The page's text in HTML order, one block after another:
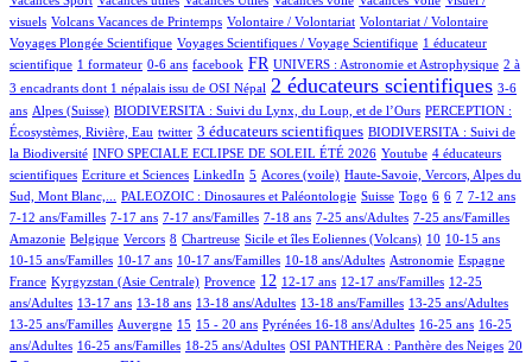
visuels
2/516Volcans Vacances de Printemps
1/516 Volontaire / Volontariat
1/516 Volontariat / Volontaire
32/516
Voyages Plongée Scientifique
2/516 Voyages Scientifiques / Voyage Scientifique
63/516
1 éducateur
scientifique
4/516 1 formateur
2/516 0-6 ans
8/516 facebook
190/516 FR
15/516 UNIVERS : Astronomie et Astrophysique
4/516
2 à
3 encadrants dont 1 népalais issu de OSI Népal
318/516 2 éducateurs scientifiques
9/516
3-6
ans
56/516Alpes (Suisse)
23/516 BIODIVERSITA : Suivi du Lynx, du Loup, et de l’Ours
7/516
PERCEPTION :
Écosystèmes, Rivière, Eau
1/516 twitter
134/516 3 éducateurs scientifiques
37/516
BIODIVERSITA : Suivi de
la Biodiversité
39/516 INFO SPECIALE ECLIPSE DE SOLEIL ÉTÉ 2026
1/516 Youtube
24/516
4 éducateurs
scientifiques
1/516 Ecriture et Sciences
1/516 LinkedIn
16/516 5
3/516 Acores (voile)
10/516
Haute-Savoie, Vercors, Alpes du
Sud, Mont Blanc,...
34/516 PALEOZOIC : Dinosaures et Paléontologie
2/516 Suisse
4/516 Togo
1/516 6
14/516 6
34/516 7
7/516 7-12 ans
34/516
7-12 ans/Familles
2/516 7-17 ans
25/516 7-17 ans/Familles
18/516 7-18 ans
1/516 7-25 ans/Adultes
7/516 7-25 ans/Familles
1/516
Amazonie
1/516 Belgique
1/516 Vercors
35/516 8
1/516 Chartreuse
3/516 Sicile et îles Eoliennes (Volcans)
50/516 10
2/516 10-15 ans
2/516
10-15 ans/Familles
3/516 10-17 ans
8/516 10-17 ans/Familles
4/516 10-18 ans/Adultes
42/516 Astronomie
39/516 Espagne
6/516
France
40/516Kyrgyzstan (Asie Centrale)
105/516 Provence
224/516 12
16/516 12-17 ans
2/516 12-17 ans/Familles
1/516
12-25
ans/Adultes
73/516 13-17 ans
6/516 13-18 ans
18/516 13-18 ans/Adultes
5/516 13-18 ans/Familles
1/516 13-25 ans/Adultes
1/516
13-25 ans/Familles
2/516 Auvergne
103/516 15
18/516 15 - 20 ans
32/516 Pyrénées
41/516 16-18 ans/Adultes
3/516 16-25 ans
2/516
16-25
ans/Adultes
2/516 16-25 ans/Familles
7/516 18-25 ans/Adultes
37/516 OSI PANTHERA : Panthère des Neiges
45/516 20
127/516